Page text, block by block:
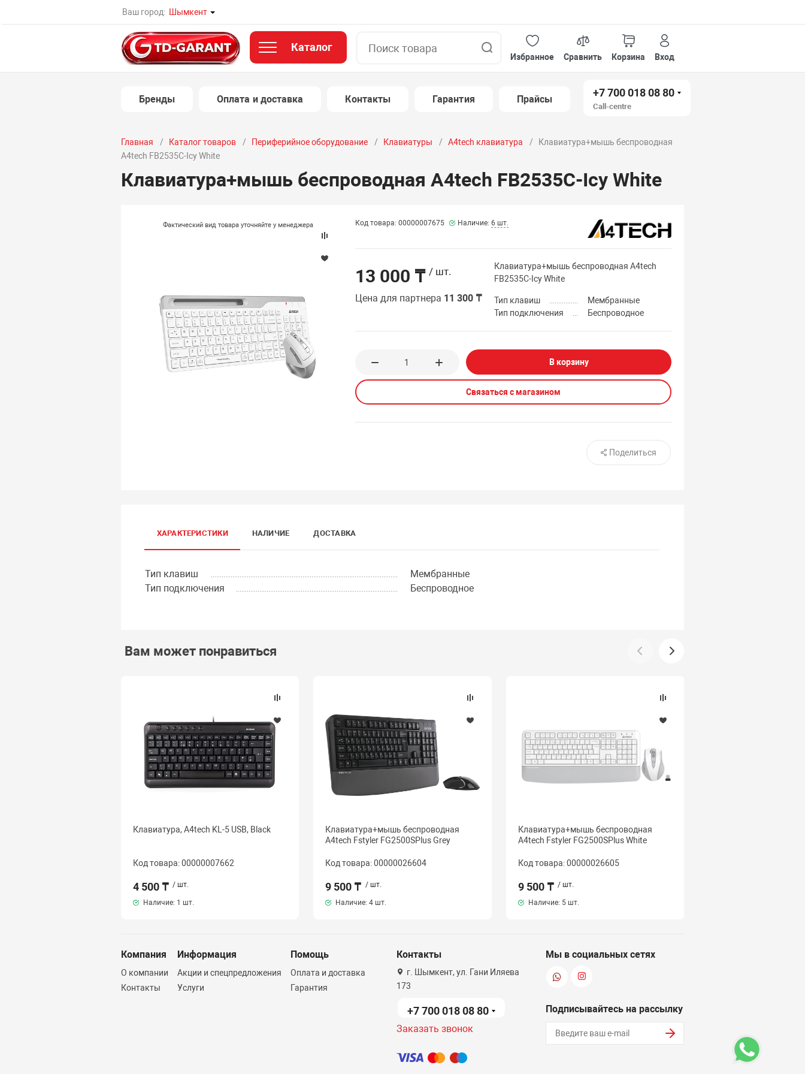
Ваш город: Шымкент
Каталог
Избранное
Сравнить Корзина Вход
Бренды Оплата и доставка Контакты Гарантия Прайсы
+7 700 018 08 80
Call-centre
Главная Каталог товаров Периферийное оборудование Клавиатуры A4tech клавиатура
Клавиатура+мышь беспроводная
A4tech FB2535C-Icy White
Клавиатура+мышь беспроводная A4tech FB2535C-Icy White
Фактический вид товара уточняйте у менеджера Код товара: 00000007675 Наличие: 6 шт.
13 000 ₸ / шт.
Цена для партнера 11 300 ₸
Клавиатура+мышь беспроводная A4tech
FB2535C-Icy White
Тип клавиш
Мембранные
Тип подключения
Беспроводное
В корзину
Связаться с магазином
Поделиться
ХАРАКТЕРИСТИКИ НАЛИЧИЕ ДОСТАВКА
Тип клавиш
Мембранные
Тип подключения
Беспроводное
Вам может понравиться
Клавиатура, A4tech KL-5 USB, Black
Код товара: 00000007662
4 500 ₸ / шт.
Наличие: 1 шт.
Клавиатура+мышь беспроводная
A4tech Fstyler FG2500SPlus Grey
Код товара: 00000026604
9 500 ₸ / шт.
Наличие:4 шт.
Клавиатура+мышь беспроводная
A4tech Fstyler FG2500SPlus White
Код товара: 00000026605
9 500 ₸ / шт.
Наличие: 5 шт.
Компания
О компании
Контакты
Информация
Акции и спецпредложения
Услуги
Помощь
Оплата и доставка
Гарантия
Контакты
г. Шымкент, ул. Гани Иляева
173
+7 700 018 08 80
Заказать звонок
Мы в социальных сетях
Подписывайтесь на рассылку